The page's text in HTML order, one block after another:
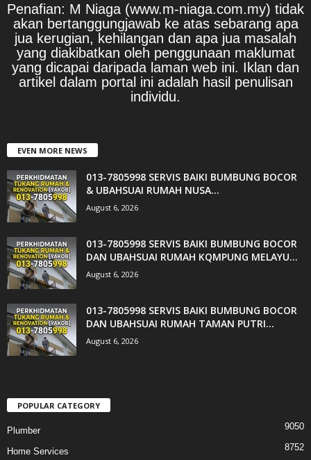
Penafian: M Niaga (www.m-niaga.com.my) tidak
akan bertanggungjawab ke atas sebarang apa
jua kerugian, kehilangan dan apa jua masalah
yang diakibatkan oleh penggunaan maklumat
yang dicapai daripada laman web ini. Iklan dan
artikel dalam portal ini adalah hasil penulisan
individu.
EVEN MORE NEWS
013-7805998 SERVIS BAIKI BUMBUNG BOCOR
& UBAHSUAI RUMAH NUSA...
August 6, 2026
013-7805998 SERVIS BAIKI BUMBUNG BOCOR
DAN UBAHSUAI RUMAH KQMPUNG MELAYU...
August 6, 2026
013-7805998 SERVIS BAIKI BUMBUNG BOCOR
DAN UBAHSUAI RUMAH TAMAN PUTRI...
August 6, 2026
POPULAR CATEGORY
Plumber 9050
Home Services 8752